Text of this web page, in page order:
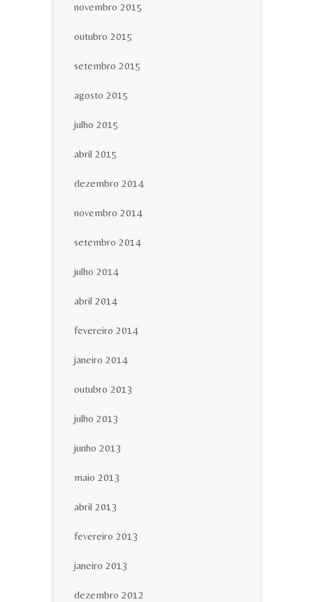
novembro 2015
outubro 2015
setembro 2015
agosto 2015
julho 2015
abril 2015
dezembro 2014
novembro 2014
setembro 2014
julho 2014
abril 2014
fevereiro 2014
janeiro 2014
outubro 2013
julho 2013
junho 2013
maio 2013
abril 2013
fevereiro 2013
janeiro 2013
dezembro 2012